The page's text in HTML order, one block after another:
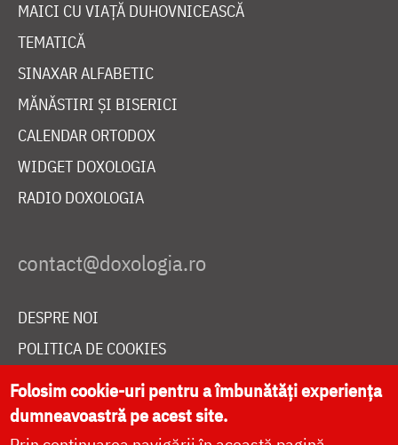
MAICI CU VIAȚĂ DUHOVNICEASCĂ
TEMATICĂ
SINAXAR ALFABETIC
MĂNĂSTIRI ȘI BISERICI
CALENDAR ORTODOX
WIDGET DOXOLOGIA
RADIO DOXOLOGIA
DESPRE NOI
POLITICA DE COOKIES
DONEAZĂ ONLINE PENTRU CATEDRALA NAȚIONALĂ
Folosim cookie-uri pentru a îmbunătăți experiența
dumneavoastră pe acest site.